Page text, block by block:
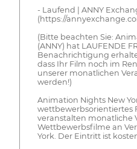
- Laufend | ANNY
(https://
(Bitte beachten Sie:
(ANNY) hat LAUFENDE
Benachrichtigung
dass Ihr Film noch im
unserer monatlichen
werden!)
Animation Nights New
wettbewerbsorientiertes
veranstalten monatliche
Wettbewerbsfilme an
York. Der Eintritt ist